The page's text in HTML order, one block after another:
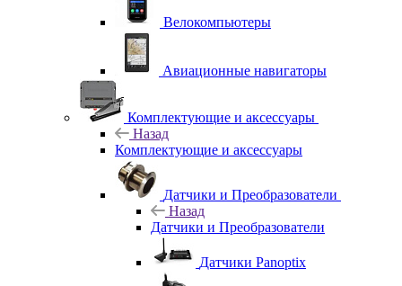
Велокомпьютеры
Авиационные навигаторы
Комплектующие и аксессуары
Назад
Комплектующие и аксессуары
Датчики и Преобразователи
Назад
Датчики и Преобразователи
Датчики Panoptix